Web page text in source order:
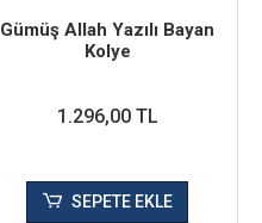
Gümüş Allah Yazılı Bayan
Kolye
1.296,00 TL
SEPETE EKLE